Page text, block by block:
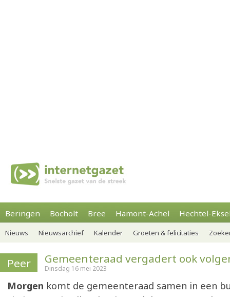
Beringen Bocholt Bree Hamont-Achel Hechtel-
Nieuws Nieuwsarchief Kalender Groeten & felicitaties
Peer Gemeenteraad vergadert ook
Dinsdag 16 mei 2023
Morgen komt de gemeenteraad samen in een